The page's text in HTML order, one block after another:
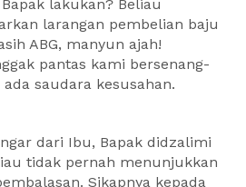
lakukan? Beliau
larangan pembelian baju
ABG, manyun ajah!
pantas kami bersenang-
saudara kesusahan.
dari Ibu, Bapak didzalimi
tidak pernah menunjukkan
Sikapnya kepada